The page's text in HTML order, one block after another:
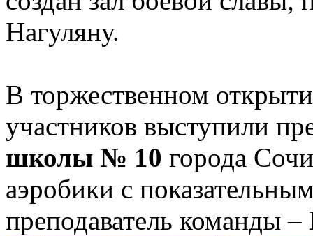
Нагуляну.
В торжественном
участников выступили
школы № 10 города
аэробики с
преподаватель команды –